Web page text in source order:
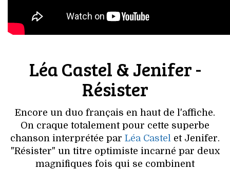
Léa Castel & Jenifer -
Résister
Encore un duo français en haut de l'affiche.
On craque totalement pour cette superbe
chanson interprétée par Léa Castel et Jenifer.
"Résister" un titre optimiste incarné par deux
magnifiques fois qui se combinent